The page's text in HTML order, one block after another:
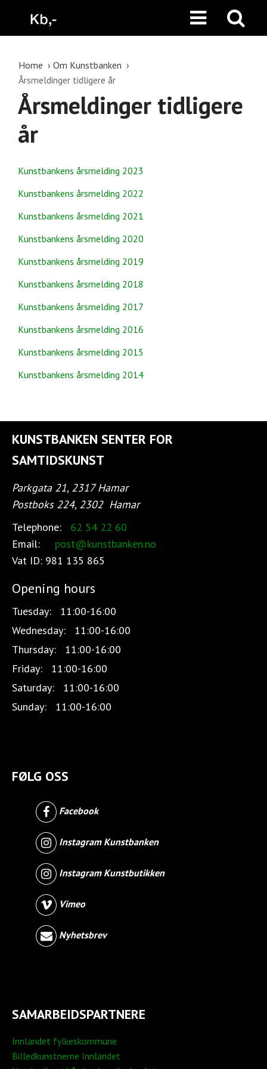
Home
Om Kunstbanken
Årsmeldinger tidligere år
Årsmeldinger tidligere
år
Kunstbankens årsmelding 2023
Kunstbankens årsmelding 2022
Kunstbankens årsmelding 2021
Kunstbankens årsmelding 2020
Kunstbankens årsmelding 2019
Kunstbankens årsmelding 2018
Kunstbankens årsmelding 2017
Kunstbankens årsmelding 2016
Kunstbankens årsmelding 2015
Kunstbankens årsmelding 2014
KUNSTBANKEN SENTER FOR
SAMTIDSKUNST
Parkgata 21, 2317 Hamar
Postboks 224, 2302 Hamar
Telephone:
62 54 22 60
Email:
post@kunstbanken.no
Vat ID: 981 135 865
Opening hours
Tuesday:
11:00-16:00
Wednesday:
11:00-16:00
Thursday:
11:00-16:00
Friday:
11:00-16:00
Saturday:
11:00-16:00
Sunday:
11:00-16:00
FØLG OSS
Facebook
Instagram Kunstbanken
Instagram Kunstbutikken
Vimeo
Nyhetsbrev
SAMARBEIDSPARTNERE
Innlandet fylkeskommune
Billedkunstnerne Innlandet